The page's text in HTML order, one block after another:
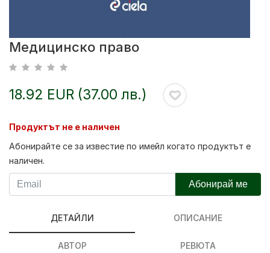
Медицинско право
18.92 EUR (37.00 лв.)
Продуктът не е наличен
Абонирайте се за известие по имейл когато продуктът е
наличен.
Абонирай ме
ДЕТАЙЛИ ОПИСАНИЕ
АВТОР РЕВЮТА